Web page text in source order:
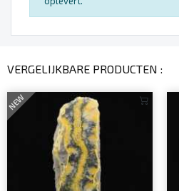
VERGELIJKBARE PRODUCTEN :
NEW